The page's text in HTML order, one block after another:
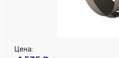
Цена: